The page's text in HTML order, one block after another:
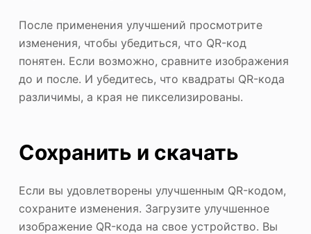
После применения улучшений просмотрите
изменения, чтобы убедиться, что QR-код
понятен. Если возможно, сравните изображения
до и после. И убедитесь, что квадраты QR-кода
различимы, а края не пикселизированы.
Сохранить и скачать
Если вы удовлетворены улучшенным QR-кодом,
сохраните изменения. Загрузите улучшенное
изображение QR-кода на свое устройство. Вы